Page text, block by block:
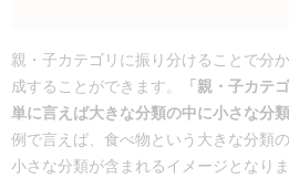
親・子カテゴリに振り分けることで分
成することができます。
「親・子カテ
単に言えば大きな分類の中に小さな分
例で言えば、食べ物という大きな分類
小さな分類が含まれるイメージとなりま